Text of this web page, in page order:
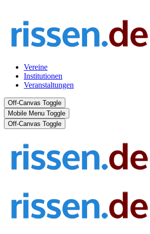
Vereine
Institutionen
Veranstaltungen
Off-Canvas Toggle
Mobile Menu Toggle
Off-Canvas Toggle